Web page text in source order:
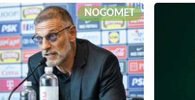
NOGOMET